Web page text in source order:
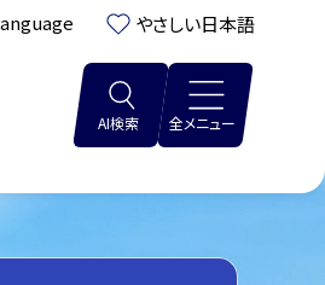
やさしい日本語
AI検索 全メニュー